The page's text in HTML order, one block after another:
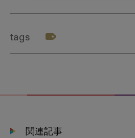
tags
関連記事